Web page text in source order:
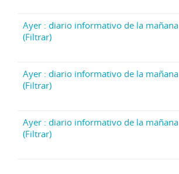
Ayer : diario informativo de la mañana
(Filtrar)
Ayer : diario informativo de la mañana
(Filtrar)
Ayer : diario informativo de la mañana
(Filtrar)